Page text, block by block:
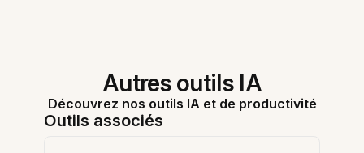
Autres outils IA
Découvrez nos outils IA et de productivité
Outils associés